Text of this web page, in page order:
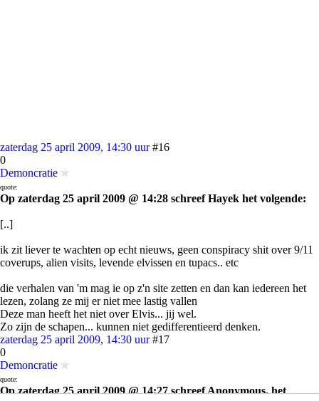
zaterdag 25 april 2009, 14:30 uur #16
0
Demoncratie
quote:
Op zaterdag 25 april 2009 @ 14:28 schreef Hayek het volgende:
[..]
ik zit liever te wachten op echt nieuws, geen conspiracy shit over 9/11
coverups, alien visits, levende elvissen en tupacs.. etc
die verhalen van 'm mag ie op z'n site zetten en dan kan iedereen het
lezen, zolang ze mij er niet mee lastig vallen
Deze man heeft het niet over Elvis... jij wel.
Zo zijn de schapen... kunnen niet gedifferentieerd denken.
zaterdag 25 april 2009, 14:30 uur #17
0
Demoncratie
quote:
Op zaterdag 25 april 2009 @ 14:27 schreef Anonymous. het